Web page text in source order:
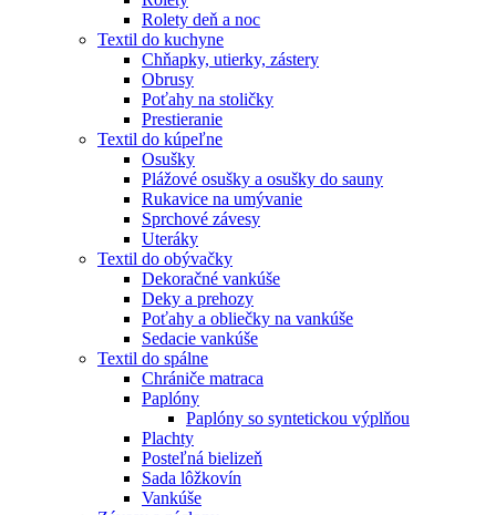
Rolety deň a noc
Textil do kuchyne
Chňapky, utierky, zástery
Obrusy
Poťahy na stoličky
Prestieranie
Textil do kúpeľne
Osušky
Plážové osušky a osušky do sauny
Rukavice na umývanie
Sprchové závesy
Uteráky
Textil do obývačky
Dekoračné vankúše
Deky a prehozy
Poťahy a obliečky na vankúše
Sedacie vankúše
Textil do spálne
Chrániče matraca
Paplóny
Paplóny so syntetickou výplňou
Plachty
Posteľná bielizeň
Sada lôžkovín
Vankúše